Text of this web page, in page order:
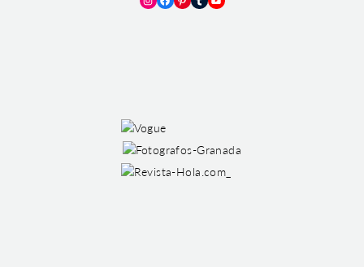
Instagram
Facebook
Pinterest
TumblrYouTube